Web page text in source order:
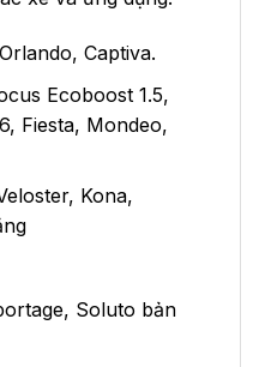
Captiva.
Ecoboost 1.5,
Fiesta, Mondeo,
Kona,
Soluto bản